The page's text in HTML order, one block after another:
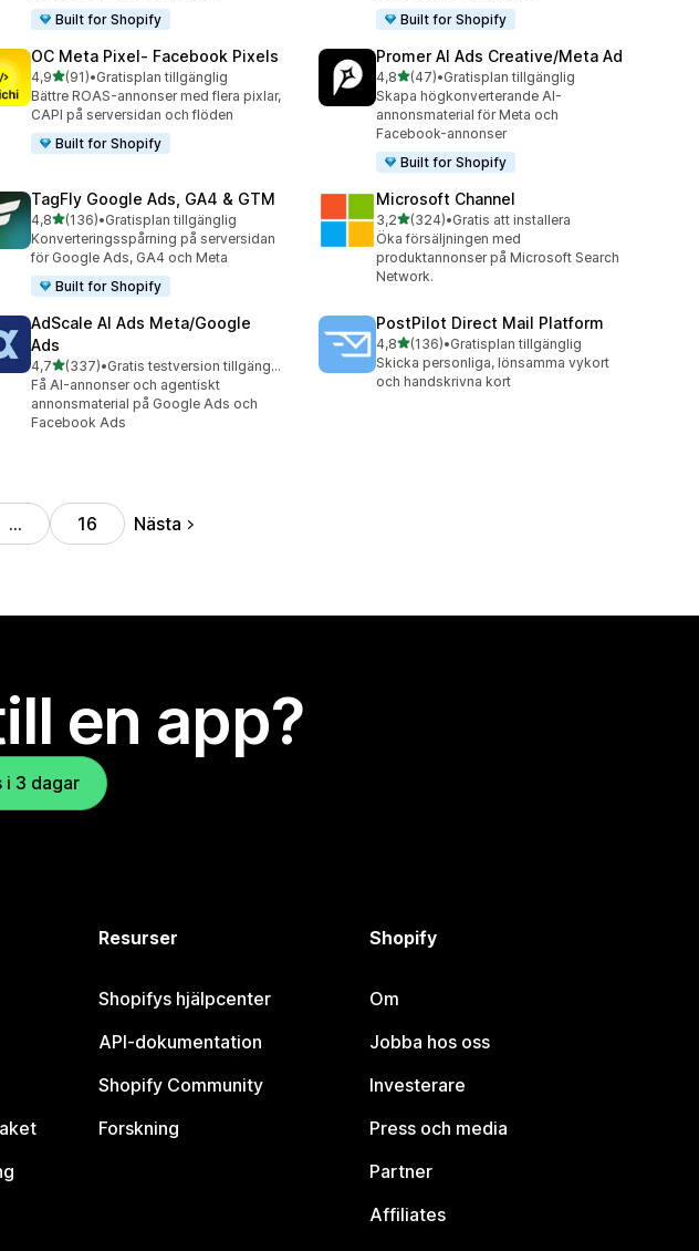
Built for Shopify
Built for Shopify
OC Meta Pixel‑ Facebook Pixels
4,9av 5 stjärnor
(91)
91 recensioner totalt
•Gratisplan tillgänglig
Bättre ROAS-annonser med flera pixlar,
CAPI på serversidan och flöden
Built for Shopify
Promer AI Ads Creative/Meta Ad
4,8av 5 stjärnor
(47)
47 recensioner totalt
•Gratisplan tillgänglig
Skapa högkonverterande AI-
annonsmaterial för Meta och
Facebook-annonser
Built for Shopify
TagFly Google Ads, GA4 & GTM
4,8av 5 stjärnor
(136)
136 recensioner totalt
•Gratisplan tillgänglig
Konverteringsspårning på serversidan
för Google Ads, GA4 och Meta
Built for Shopify
Microsoft Channel
3,2av 5 stjärnor
(324)
324 recensioner totalt
•Gratis att installera
Öka försäljningen med
produktannonser på Microsoft Search
Network.
AdScale AI Ads Meta/Google
Ads
4,7av 5 stjärnor
(337)
337 recensioner totalt
•
Gratis testversion tillgänglig
Få AI-annonser och agentiskt
annonsmaterial på Google Ads och
Facebook Ads
PostPilot Direct Mail Platform
4,8av 5 stjärnor
(136)
136 recensioner totalt
•Gratisplan tillgänglig
Skicka personliga, lönsamma vykort
och handskrivna kort
… 16 Nästa
en app?
i 3 dagar
Resurser
Shopifys hjälpcenter
API-dokumentation
Shopify Community
Forskning
Shopify
Om
Jobba hos oss
Investerare
Press och media
Partner
Affiliates